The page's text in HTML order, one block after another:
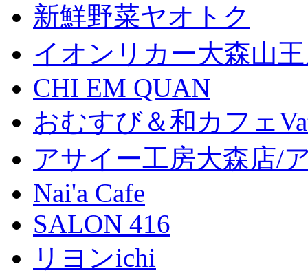
新鮮野菜ヤオトク
イオンリカー大森山
CHI EM QUAN
おむすび＆和カフェ
アサイー工房大森店/
Nai'a Cafe
SALON 416
リヨンichi